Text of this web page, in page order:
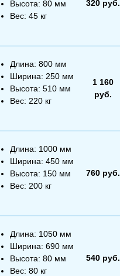
Высота: 80 мм
Вес: 45 кг
320 руб.
Длина: 800 мм
Ширина: 250 мм
Высота: 510 мм
Вес: 220 кг
1 160
руб.
Длина: 1000 мм
Ширина: 450 мм
Высота: 150 мм
Вес: 200 кг
760 руб.
Длина: 1050 мм
Ширина: 690 мм
Высота: 80 мм
Вес: 80 кг
540 руб.